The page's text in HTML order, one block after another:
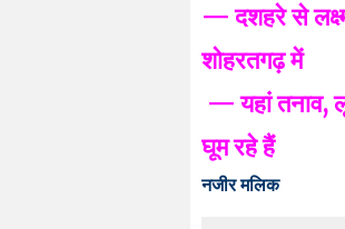
— दशहरे से
शोहरतगढ़ में
— यहां तनाव,
घूम रहे हैं
नजीर मलिक